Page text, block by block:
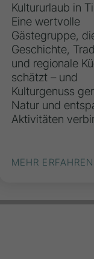
Kultururlaub in
Eine wertvolle
Gästegruppe,
Geschichte,
und regionale
schätzt – und
Kulturgenuss
Natur und
Aktivitäten
MEHR ERFAHREN